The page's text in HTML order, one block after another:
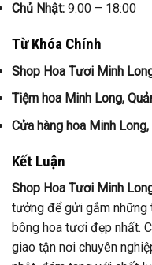
Chủ Nhật: 9:00 – 18:00
Từ Khóa Chính
Shop Hoa Tươi Minh
Tiệm hoa Minh Long,
Cửa hàng hoa Minh
Kết Luận
Shop Hoa Tươi Minh
tưởng để gửi gắm những
bông hoa tươi đẹp nhất.
giao tận nơi chuyên